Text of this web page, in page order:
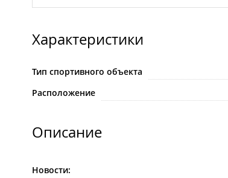
Характеристики
Тип спортивного объекта
Расположение
Описание
Новости: